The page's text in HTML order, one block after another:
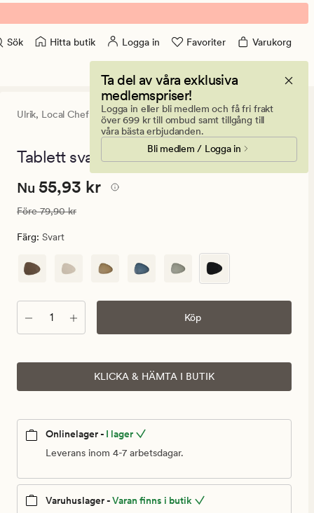
Sök Hitta butik Logga in Favoriter Varukorg
Ta del av våra exklusiva
medlemspriser!
Logga in eller bli medlem och få fri frakt
över 699 kr till ombud samt tillgång till
våra bästa erbjudanden.
Bli medlem / Logga in
Ulrik, Local Chef
140
omdömen
med
ett
betyg
4.5 (140)
Tablett svart - 32x40 cm
Nuvarande
55,93
kr.
pris
kr
Nuvarande pris
Nu 55,93 kr
Ordinarie pris
Före79,90 kr
Färg: Svart
Antal Köp
KLICKA & HÄMTA I BUTIK
Onlinelager - I lager
Leverans inom 4-7 arbetsdagar.
Varuhuslager -Varan finns i butik